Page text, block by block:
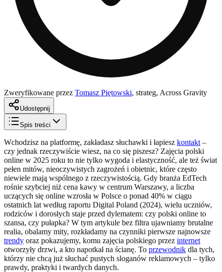
Zweryfikowane przez Tomasz Piętowski, strateg, Across Gravity
Udostępnij
Spis treści
Wchodzisz na platformę, zakładasz słuchawki i łapiesz kontakt –
czy jednak rzeczywiście wiesz, na co się piszesz? Zajęcia polski
online w 2025 roku to nie tylko wygoda i elastyczność, ale też świat
pełen mitów, nieoczywistych zagrożeń i obietnic, które często
niewiele mają wspólnego z rzeczywistością. Gdy branża EdTech
rośnie szybciej niż cena kawy w centrum Warszawy, a liczba
uczących się online wzrosła w Polsce o ponad 40% w ciągu
ostatnich lat według raportu Digital Poland (2024), wielu uczniów,
rodziców i dorosłych staje przed dylematem: czy polski online to
szansa, czy pułapka? W tym artykule bez filtra ujawniamy brutalne
realia, obalamy mity, rozkładamy na czynniki pierwsze najnowsze
trendy oraz pokazujemy, komu zajęcia polskiego przez internet
otworzyły drzwi, a kto napotkał na ścianę. To przewodnik dla tych,
którzy nie chcą już słuchać pustych sloganów reklamowych – tylko
prawdy, praktyki i twardych danych.